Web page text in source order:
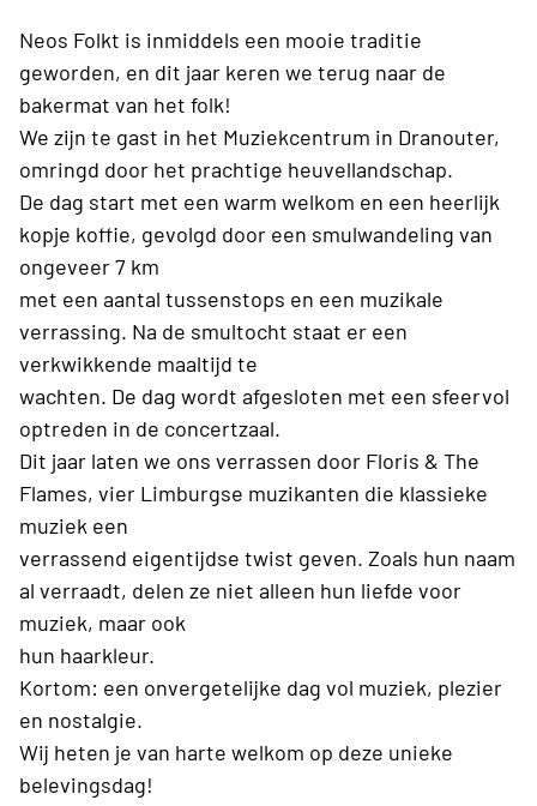
Neos Folkt is inmiddels een mooie traditie
geworden, en dit jaar keren we terug naar de
bakermat van het folk!
We zijn te gast in het Muziekcentrum in Dranouter,
omringd door het prachtige heuvellandschap.
De dag start met een warm welkom en een heerlijk
kopje koffie, gevolgd door een smulwandeling van
ongeveer 7 km
met een aantal tussenstops en een muzikale
verrassing. Na de smultocht staat er een
verkwikkende maaltijd te
wachten. De dag wordt afgesloten met een sfeervol
optreden in de concertzaal.
Dit jaar laten we ons verrassen door Floris & The
Flames, vier Limburgse muzikanten die klassieke
muziek een
verrassend eigentijdse twist geven. Zoals hun naam
al verraadt, delen ze niet alleen hun liefde voor
muziek, maar ook
hun haarkleur.
Kortom: een onvergetelijke dag vol muziek, plezier
en nostalgie.
Wij heten je van harte welkom op deze unieke
belevingsdag!